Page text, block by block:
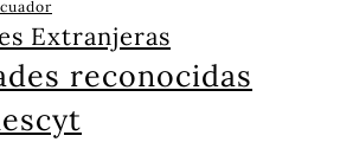
Extranjeras
reconocidas